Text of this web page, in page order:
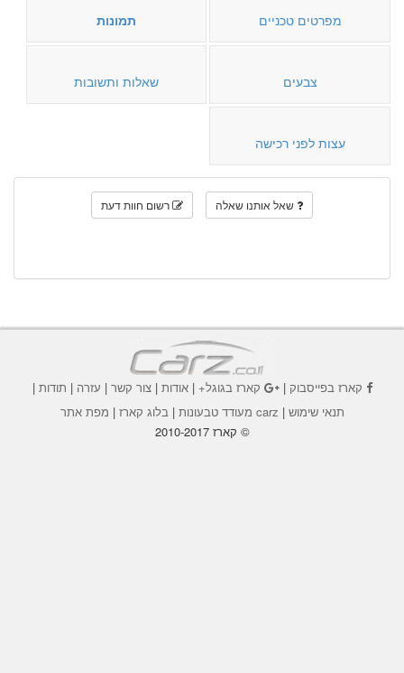
מפרטים טכניים תמונות
צבעים שאלות ותשובות
עצות לפני רכישה
שאל אותנו שאלה רשום חוות דעת
קארז בפייסבוק| קארז בגוגל+|אודות |צור קשר | עזרה | תודות |
תנאי שימוש | carz מעודד טבעונות | בלוג קארז | מפת אתר
© קארז 2010-2017